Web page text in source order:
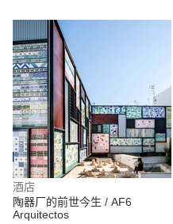
酒店
陶器厂的前世今生 / AF6
Arquitectos